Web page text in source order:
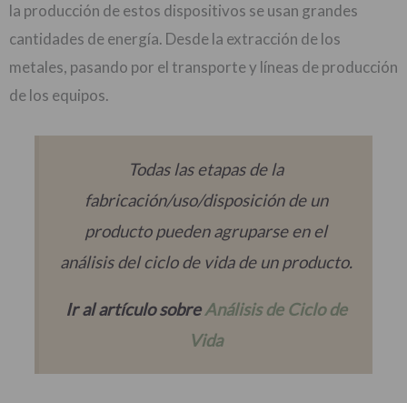
la producción de estos dispositivos se usan grandes
cantidades de energía. Desde la extracción de los
metales, pasando por el transporte y líneas de producción
de los equipos.
Todas las etapas de la
fabricación/uso/disposición de un
producto pueden agruparse en el
análisis del ciclo de vida de un producto.
Ir al artículo sobreAnálisis de Ciclo de
Vida